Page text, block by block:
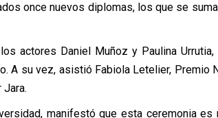
once nuevos diplomas, los que se
actores Daniel Muñoz y Paulina
A su vez, asistió Fabiola Letelier, Premio
Jara.
manifestó que esta ceremonia